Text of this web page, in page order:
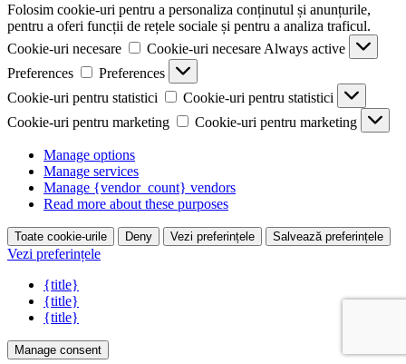
Folosim cookie-uri pentru a personaliza conținutul și anunțurile,
pentru a oferi funcții de rețele sociale și pentru a analiza traficul.
Cookie-uri necesare
Cookie-uri necesare Always active
Preferences
Preferences
Cookie-uri pentru statistici
Cookie-uri pentru statistici
Cookie-uri pentru marketing
Cookie-uri pentru marketing
Manage options
Manage services
Manage {vendor_count} vendors
Read more about these purposes
Toate cookie-urile Deny Vezi preferințele Salvează preferințele
Vezi preferințele
{title}
{title}
{title}
Manage consent